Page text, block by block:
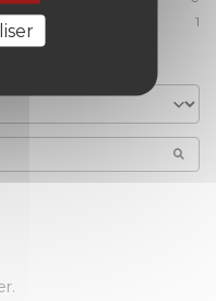
1